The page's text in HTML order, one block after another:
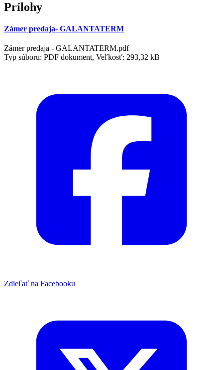
Prílohy
Zámer predaja- GALANTATERM
Zámer predaja - GALANTATERM.pdf
Typ súboru: PDF dokument, Veľkosť: 293,32 kB
Zdieľať na Facebooku